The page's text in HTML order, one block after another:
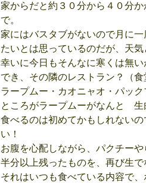
家からだと約３０分から４０分
で。
家にはバスタブがないので月に
たいとは思っているのだが、天
幸いに今日もそんなに寒くは無
でき、その隣のレストラン？（
ラープムー・カオニャオ・パッ
ところがラープムーがなんと 生
食べるのは初めてかもしれない
い！
お腹を心配しながら、パクチー
半分以上残ったものを、再び生
それはいつも食べている内容で